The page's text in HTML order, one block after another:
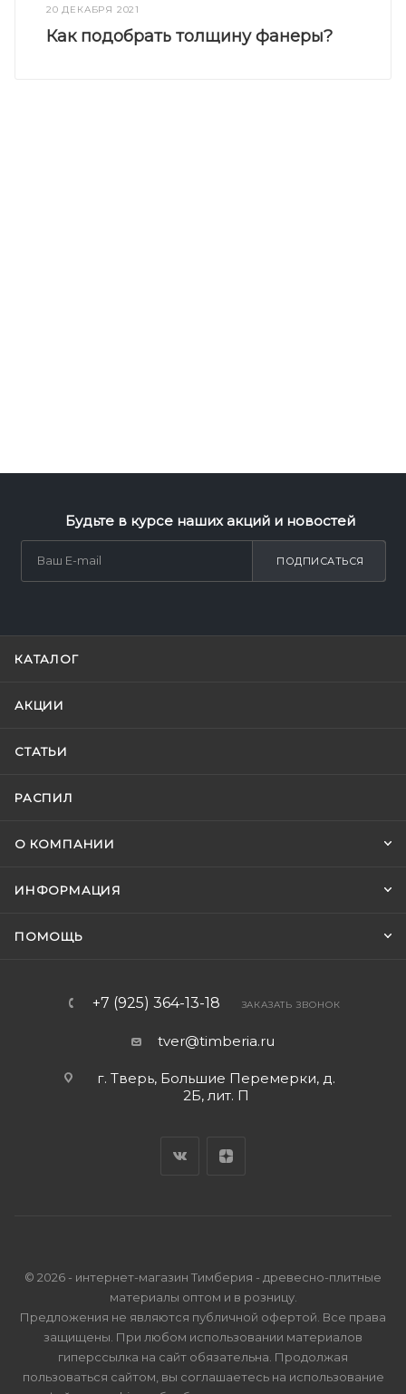
20 ДЕКАБРЯ 2021
Как подобрать толщину фанеры?
Будьте в курсе наших акций и новостей
ПОДПИСАТЬСЯ
КАТАЛОГ
АКЦИИ
СТАТЬИ
РАСПИЛ
О КОМПАНИИ
ИНФОРМАЦИЯ
ПОМОЩЬ
+7 (925) 364-13-18 ЗАКАЗАТЬ ЗВОНОК
tver@timberia.ru
г. Тверь, Большие Перемерки, д.
2Б, лит. П
© 2026 - интернет-магазин Тимберия - древесно-плитные
материалы оптом и в розницу.
Предложения не являются публичной офертой. Все права
защищены. При любом использовании материалов
гиперссылка на сайт обязательна. Продолжая
пользоваться сайтом, вы соглашаетесь на использование